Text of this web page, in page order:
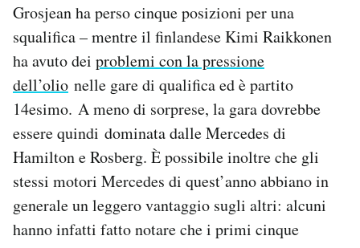
Grosjean ha perso cinque posizioni per una
squalifica – mentre il finlandese Kimi Raikkonen
ha avuto dei problemi con la pressione
dell’olio nelle gare di qualifica ed è partito
14esimo. A meno di sorprese, la gara dovrebbe
essere quindi dominata dalle Mercedes di
Hamilton e Rosberg. È possibile inoltre che gli
stessi motori Mercedes di quest’anno abbiano in
generale un leggero vantaggio sugli altri: alcuni
hanno infatti fatto notare che i primi cinque